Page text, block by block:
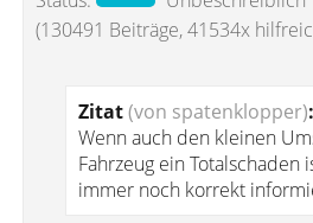
(130491 Beiträge, 41534x
Zitat(von spatenklopper):
Wenn auch den kleinen
Fahrzeug ein Totalschaden
immer noch korrekt